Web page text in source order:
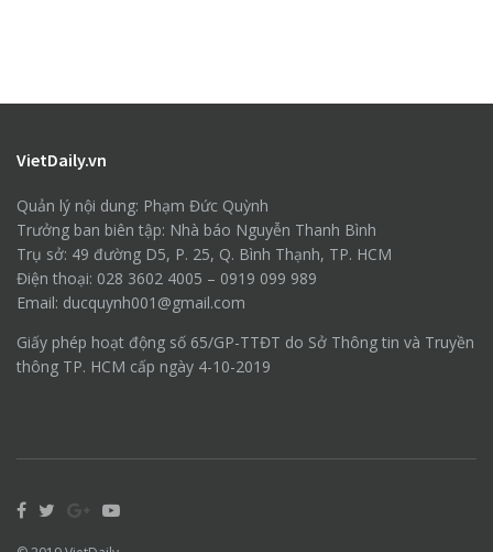
VietDaily.vn
Quản lý nội dung: Phạm Đức Quỳnh
Trưởng ban biên tập: Nhà báo Nguyễn Thanh Bình
Trụ sở: 49 đường D5, P. 25, Q. Bình Thạnh, TP. HCM
Điện thoại: 028 3602 4005 – 0919 099 989
Email: ducquynh001@gmail.com
Giấy phép hoạt động số 65/GP-TTĐT do Sở Thông tin và Truyền
thông TP. HCM cấp ngày 4-10-2019